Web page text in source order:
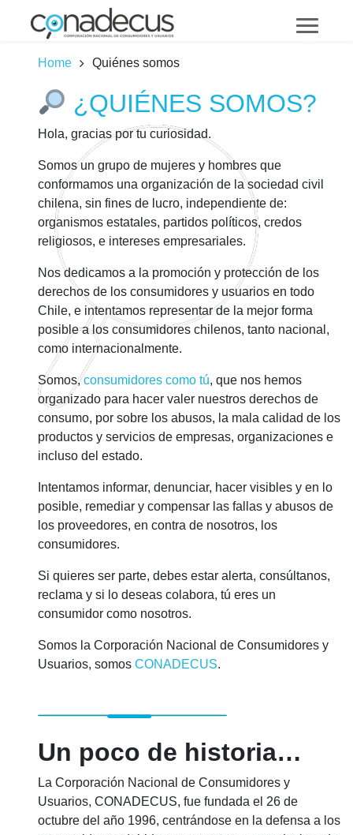
Home Quiénes somos
¿QUIÉNES SOMOS?
Hola, gracias por tu curiosidad.
Somos un grupo de mujeres y hombres que
conformamos una organización de lasociedad civil
chilena, sin fines de lucro, independiente de:
organismos estatales, partidos políticos, credos
religiosos, e intereses empresariales.
Nos dedicamos a la promoción y protección de los
derechos de los consumidores y usuarios en todo
Chile, e intentamos representar de la mejor forma
posible a los consumidores chilenos, tanto nacional,
como internacionalmente.
Somos,consumidores como tú, que nos hemos
organizado para hacer valer nuestros derechos de
consumo, por sobre los abusos, la mala calidad de los
productos y servicios de empresas, organizaciones e
incluso del estado.
Intentamos informar, denunciar, hacer visibles y en lo
posible, remediar y compensar las fallas y abusos de
los proveedores, en contra de nosotros, los
consumidores.
Si quieres ser parte, debes estar alerta, consúltanos,
reclama y si lo deseas colabora, tú eres un
consumidor como nosotros.
Somos la Corporación Nacional de Consumidores y
Usuarios, somos CONADECUS.
Un poco de historia…
La Corporación Nacional de Consumidores y
Usuarios, CONADECUS, fue fundada el 26 de
octubre del año 1996, centrándose en la defensa a los